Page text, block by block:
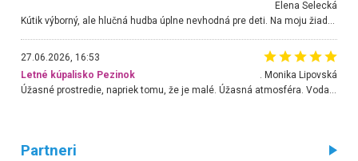
Elena Selecká
Kútik výborný, ale hlučná hudba úplne nevhodná pre deti. Na moju žiadosť o aspoň sušenie nereagovali.
27.06.2026, 16:53
Letné kúpalisko Pezinok
. Monika Lipovská
Partneri